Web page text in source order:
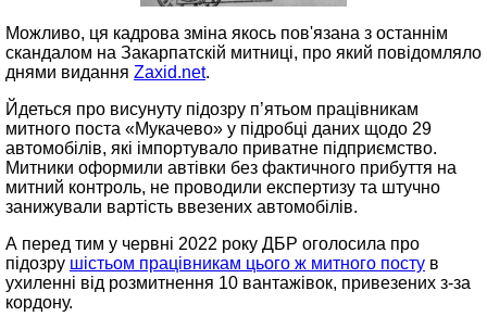
Можливо, ця кадрова зміна якось пов'язана з останнім
скандалом на Закарпатскій митниці, про який повідомляло
днями видання Zaxid.net.
Йдеться про висунуту підозру п’ятьом працівникам
митного поста «Мукачево» у підробці даних щодо 29
автомобілів, які імпортувало приватне підприємство.
Митники оформили автівки без фактичного прибуття на
митний контроль, не проводили експертизу та штучно
занижували вартість ввезених автомобілів.
А перед тим у червні 2022 року ДБР оголосила про
підозру шістьом працівникам цього ж митного посту в
ухиленні від розмитнення 10 вантажівок, привезених з-за
кордону.